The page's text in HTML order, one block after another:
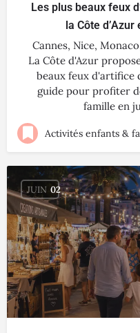
Les plus beaux feux
la Côte
Cannes, Nice,
La Côte d'Azur
beaux feux d'artifice
guide pour profiter
famille en
Activités enfants &
JUIN 02